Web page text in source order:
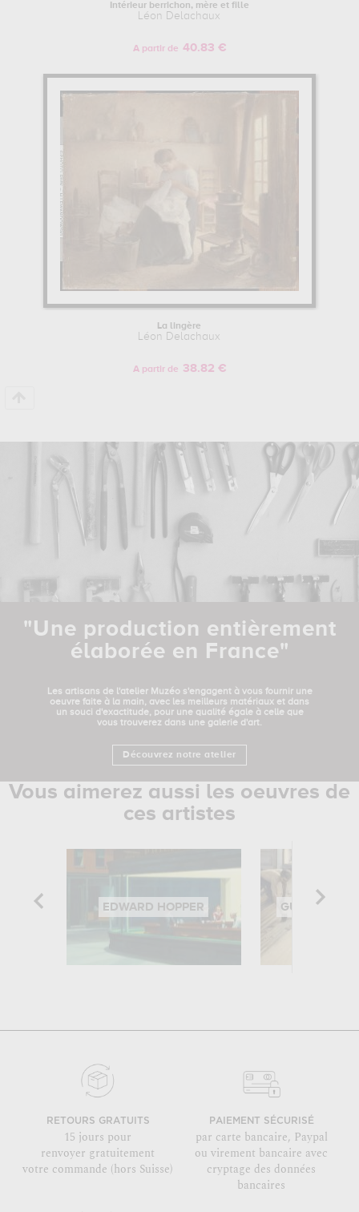
Intérieur berrichon, mère et fille
Léon Delachaux
A partir de 40.83 €
La lingère
Léon Delachaux
A partir de 38.82 €
"Une production entièrement
élaborée en France"
Les artisans de l'atelier Muzéo s'engagent à vous fournir une
oeuvre faite à la main, avec les meilleurs matériaux et dans
un souci d'exactitude, pour une qualité égale à celle que
vous trouverez dans une galerie d'art.
Découvrez notre atelier
Vous aimerez aussi les oeuvres de
ces artistes
EDWARD HOPPER GUSTAVE
RETOURS GRATUITS
15 jours pour
renvoyer gratuitement
votre commande (hors Suisse)
PAIEMENT SÉCURISÉ
par carte bancaire, Paypal
ou virement bancaire avec
cryptage des données
bancaires